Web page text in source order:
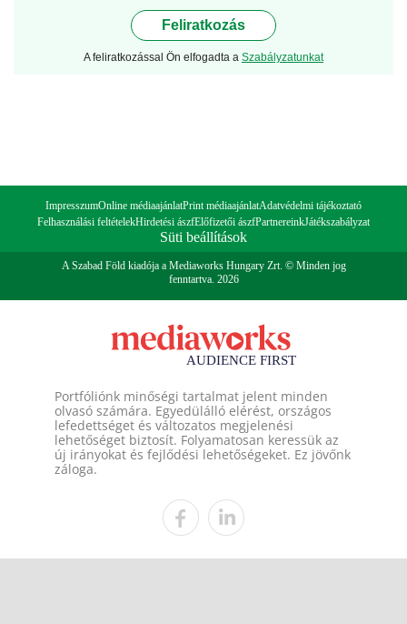
Feliratkozás
A feliratkozással Ön elfogadta a Szabályzatunkat
ImpresszumOnline médiaajánlatPrint médiaajánlatAdatvédelmi tájékoztató
Felhasználási feltételekHirdetési ászfElőfizetői ászfPartnereinkJátékszabályzat
Süti beállítások
A Szabad Föld kiadója a Mediaworks Hungary Zrt. © Minden jog
fenntartva. 2026
Portfóliónk minőségi tartalmat jelent minden
olvasó számára. Egyedülálló elérést, országos
lefedettséget és változatos megjelenési
lehetőséget biztosít. Folyamatosan keressük az
új irányokat és fejlődési lehetőségeket. Ez jövőnk
záloga.